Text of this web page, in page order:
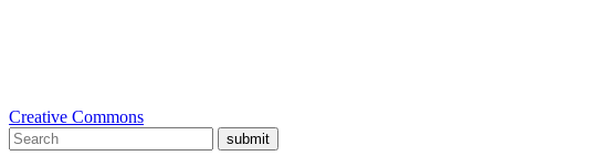
Creative Commons
submit